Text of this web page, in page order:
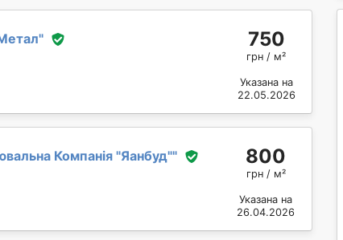
" 750
грн / м²
Указана на
22.05.2026
Компанія "Яанбуд"" 800
грн / м²
Указана на
26.04.2026